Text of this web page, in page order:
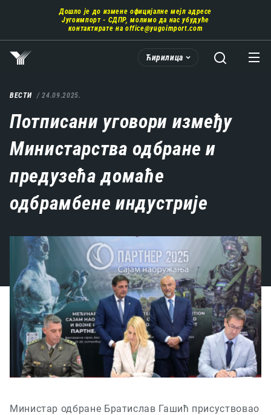
главни
део
садржаја
Дошло је до измене официјалне мејл адресе
Југоимпорт - СДПР, молимо да нас убудуће
контактирате на office@yugoimport.com
Ћирилица
ВЕСТИ 24.09.2025.
Потписани уговори између
Министарства одбране и
предузећа домаће
одбрамбене индустрије
Министар одбране Братислав Гашић присуствовао